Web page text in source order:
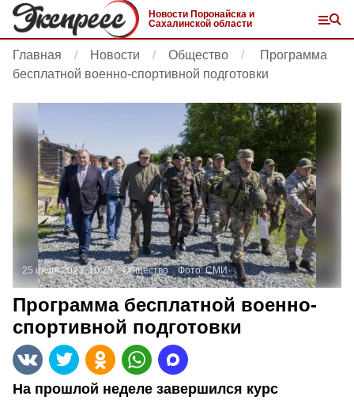
Новости Поронайска и
Сахалинской области
Главная Новости Общество
Программа
бесплатной военно-спортивной подготовки
25 июля 2023, 10:25 Общество Фото:СМИ
Программа бесплатной военно-
спортивной подготовки
На прошлой неделе завершился курс